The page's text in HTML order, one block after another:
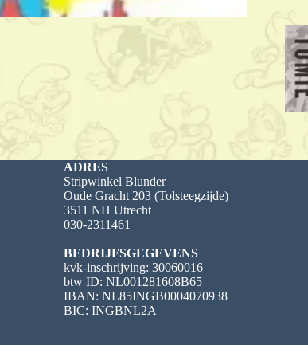
ADRES
Stripwinkel Blunder
Oude Gracht 203 (Tolsteegzijde)
3511 NH Utrecht
030-2311461
BEDRIJFSGEGEVENS
kvk-inschrijving: 30060016
btw ID: NL001281608B65
IBAN: NL85INGB0004070938
BIC: INGBNL2A